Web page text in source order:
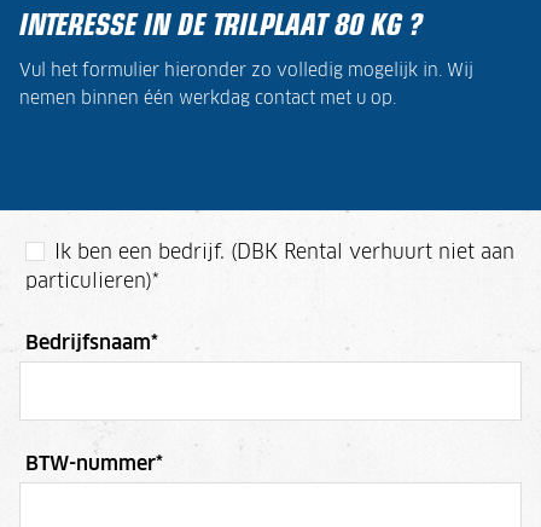
INTERESSE IN DE TRILPLAAT 80 KG ?
Vul het formulier hieronder zo volledig mogelijk in. Wij
nemen binnen één werkdag contact met u op.
Ik ben een bedrijf. (DBK Rental verhuurt niet aan
particulieren)*
Bedrijfsnaam*
BTW-nummer*